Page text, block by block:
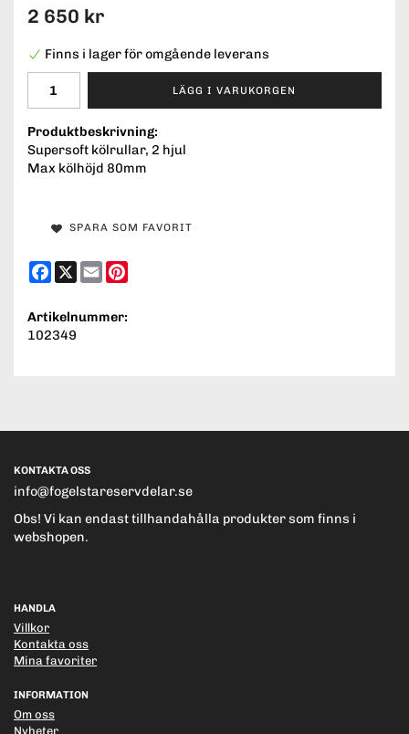
2 650 kr
Finns i lager för omgående leverans
LÄGG I VARUKORGEN
Produktbeskrivning:
Supersoft kölrullar, 2 hjul
Max kölhöjd 80mm
SPARA SOM FAVORIT
Facebook
X Email
Artikelnummer:
102349
KONTAKTA OSS
info@fogelstareservdelar.se
Obs! Vi kan endast tillhandahålla produkter som finns i
webshopen.
HANDLA
Villkor
Kontakta oss
Mina favoriter
INFORMATION
Om oss
Nyheter